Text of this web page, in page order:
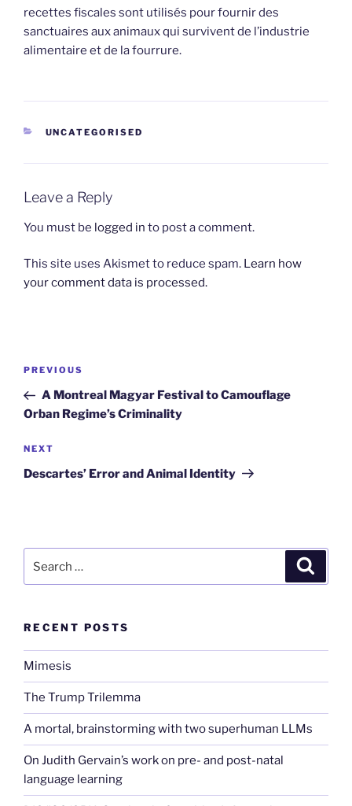
recettes fiscales sont utilisés pour fournir des
sanctuaires aux animaux qui survivent de l’industrie
alimentaire et de la fourrure.
CATEGORIES
UNCATEGORISED
Leave a Reply
You must be logged in to post a comment.
This site uses Akismet to reduce spam. Learn how
your comment data is processed.
Post
Previous
Post
PREVIOUS
A Montreal Magyar Festival to Camouflage
Orban Regime’s Criminality
Next
Post
NEXT
Descartes’ Error and Animal Identity
for:
RECENT POSTS
Mimesis
The Trump Trilemma
A mortal, brainstorming with two superhuman LLMs
On Judith Gervain’s work on pre- and post-natal
language learning